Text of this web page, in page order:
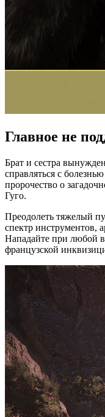
Главное не
Брат и сестра
справляться с
пророчество о
Гуго.
Преодолеть тяжелый
спектр инструментов,
Нападайте при любой
французской